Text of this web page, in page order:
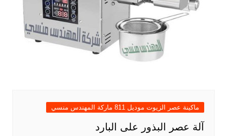
ماكينة عصر الزيوت موديل 811 ماركة المهندس منسي
آلة عصر البذور على البارد